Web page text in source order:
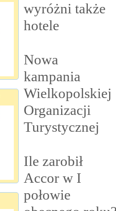
wyróżni także
hotele
Nowa
kampania
Wielkopolskiej
Organizacji
Turystycznej
Ile zarobił
Accor w I
połowie